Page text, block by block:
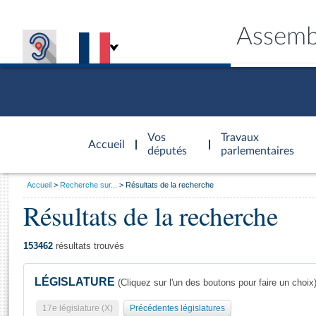
Accueil
d'accueil
Vos
députés
Travaux
parlementaires
Général
Vous
Accueil Recherche sur... Résultats de la recherche
Résultats de la recherche
153462 résultats trouvés
LÉGISLATURE (Cliquez sur l'un des boutons pour faire un choix)
17e législature (X) Précédentes législatures